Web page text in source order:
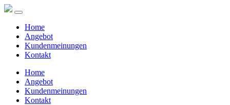
Home
Angebot
Kundenmeinungen
Kontakt
Home
Angebot
Kundenmeinungen
Kontakt